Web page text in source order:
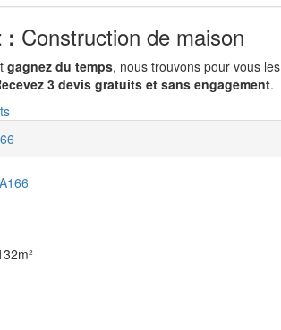
: Construction de maison
gagnez du temps, nous trouvons pour vous les
3 devis gratuits et sans engagement.